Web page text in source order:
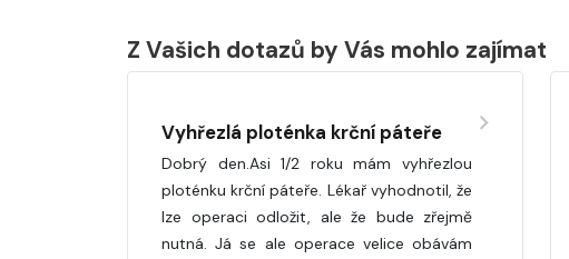
Z Vašich dotazů by Vás mohlo zajímat
Vyhřezlá ploténka krční páteře
Dobrý den.Asi 1/2 roku mám vyhřezlou
ploténku krční páteře. Lékař vyhodnotil, že
lze operaci odložit, ale že bude zřejmě
nutná. Já se ale operace velice obávám